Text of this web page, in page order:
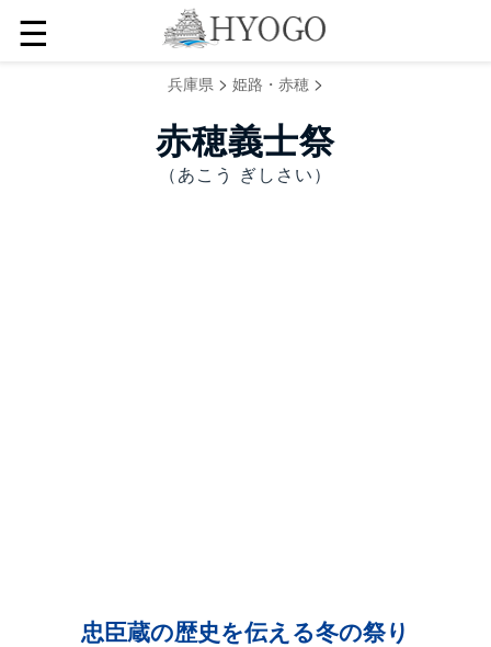
☰
兵庫県 > 姫路・赤穂 >
赤穂義士祭
（あこう ぎしさい）
忠臣蔵の歴史を伝える冬の祭り